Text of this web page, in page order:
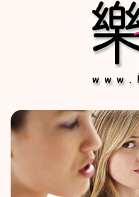
樂
分享你的樂事，樂PO吧~